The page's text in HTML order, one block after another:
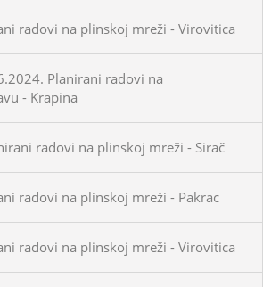
radovi na plinskoj mreži - Virovitica
Planirani radovi na
- Krapina
radovi na plinskoj mreži - Sirač
radovi na plinskoj mreži - Pakrac
radovi na plinskoj mreži - Virovitica